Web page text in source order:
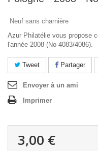
Neuf sans charnière
Azur Philatélie vous propose
l'année 2008 (No 4083/4086).
Tweet Partager
Envoyer à un ami
Imprimer
3,00 €